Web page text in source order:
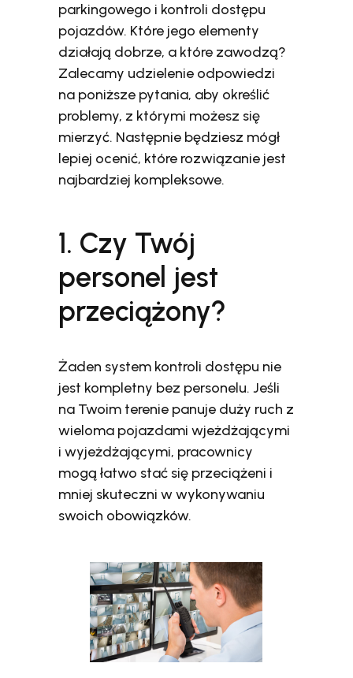
parkingowego i kontroli dostępu
pojazdów. Które jego elementy
działają dobrze, a które zawodzą?
Zalecamy udzielenie odpowiedzi
na poniższe pytania, aby określić
problemy, z którymi możesz się
mierzyć. Następnie będziesz mógł
lepiej ocenić, które rozwiązanie jest
najbardziej kompleksowe.
1. Czy Twój
personel jest
przeciążony?
Żaden system kontroli dostępu nie
jest kompletny bez personelu. Jeśli
na Twoim terenie panuje duży ruch z
wieloma pojazdami wjeżdżającymi
i wyjeżdżającymi, pracownicy
mogą łatwo stać się przeciążeni i
mniej skuteczni w wykonywaniu
swoich obowiązków.